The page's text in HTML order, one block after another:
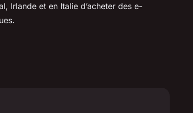
Irlande et en Italie d’acheter des e-